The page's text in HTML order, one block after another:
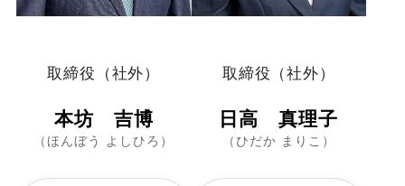
取締役（社外）
本坊 吉博
（ほんぼう よしひろ）
取締役（社外）
日高 真理子
（ひだか まりこ）